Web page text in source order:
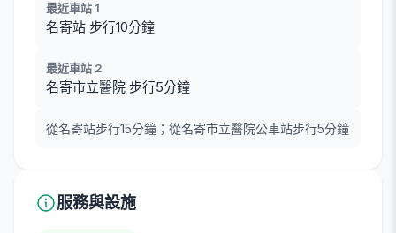
最近車站 1
名寄站 步行10分鐘
最近車站 2
名寄市立醫院 步行5分鐘
從名寄站步行15分鐘；從名寄市立醫院公車站步行5分鐘
服務與設施